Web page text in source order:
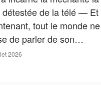
détestée de la télé — Et
tout le monde ne
de parler de son
dans la nouvelle
2026